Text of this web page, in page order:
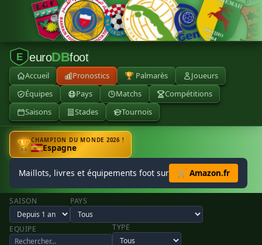
E euroDBfoot
Accueil Pronostics 🏆 Palmarès
Joueurs
Équipes
Pays Matchs
Compétitions
Saisons
Stades Tournois
🏆CHAMPION DU MONDE 2026 !
Espagne
Maillots, livres et équipements foot sur 🛒 Amazon.fr
SAISON PAYS
EQUIPE TYPE